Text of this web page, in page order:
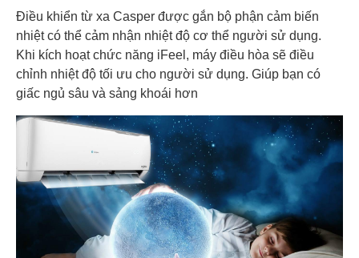
Điều khiển từ xa Casper được gắn bộ phận cảm biến
nhiệt có thể cảm nhận nhiệt độ cơ thể người sử dụng.
Khi kích hoạt chức năng iFeel, máy điều hòa sẽ điều
chỉnh nhiệt độ tối ưu cho người sử dụng. Giúp bạn có
giấc ngủ sâu và sảng khoái hơn